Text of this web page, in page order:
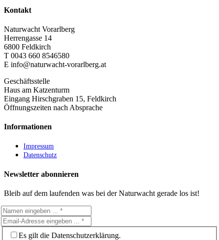
Kontakt
Naturwacht Vorarlberg
Herrengasse 14
6800 Feldkirch
T 0043 660 8546580
E info@naturwacht-vorarlberg.at
Geschäftsstelle
Haus am Katzenturm
Eingang Hirschgraben 15, Feldkirch
Öffnungszeiten nach Absprache
Informationen
Impressum
Datenschutz
Newsletter abonnieren
Bleib auf dem laufenden was bei der Naturwacht gerade los ist!
Es gilt die Datenschutzerklärung.